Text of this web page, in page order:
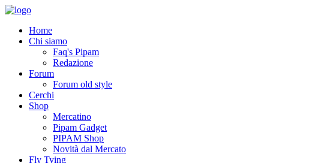
Home
Chi siamo
Faq's Pipam
Redazione
Forum
Forum old style
Cerchi
Shop
Mercatino
Pipam Gadget
PIPAM Shop
Novità dal Mercato
Fly Tying